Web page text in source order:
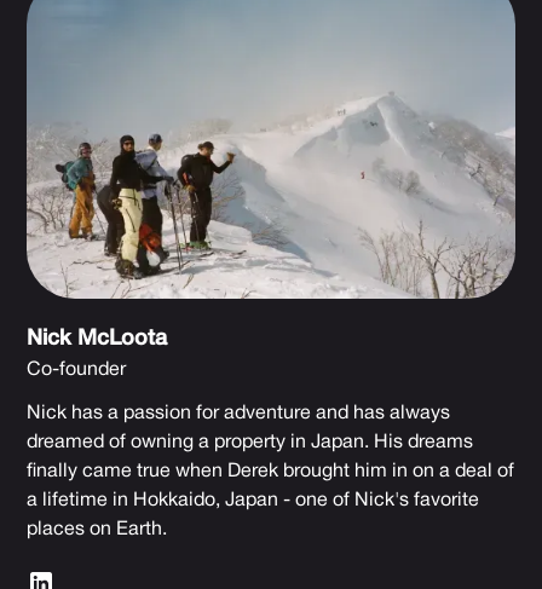
Nick McLoota
Co-founder
Nick has a passion for adventure and has always
dreamed of owning a property in Japan. His dreams
finally came true when Derek brought him in on a deal of
a lifetime in Hokkaido, Japan - one of Nick's favorite
places on Earth.